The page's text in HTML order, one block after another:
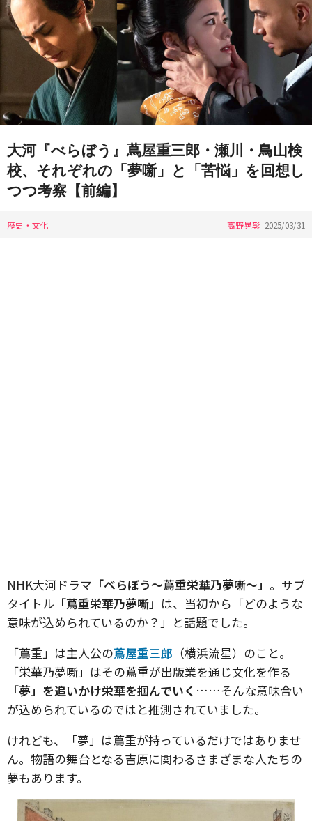
大河『べらぼう』蔦屋重三郎・瀬川・鳥山検
校、それぞれの「夢噺」と「苦悩」を回想し
つつ考察【前編】
歴史・文化 高野晃彰 2025/03/31
NHK大河ドラマ 「べらぼう〜蔦重栄華乃夢噺〜」 。サブ
タイトル 「蔦重栄華乃夢噺」 は、当初から「どのような
意味が込められているのか？」と話題でした。
「蔦重」は主人公の蔦屋重三郎 （横浜流星）のこと。
「栄華乃夢噺」はその蔦重が出版業を通じ文化を作る
「夢」を追いかけ栄華を掴んでいく ……そんな意味合い
が込められているのではと推測されていました。
けれども、「夢」は蔦重が持っているだけではありませ
ん。物語の舞台となる吉原に関わるさまざまな人たちの
夢もあります。